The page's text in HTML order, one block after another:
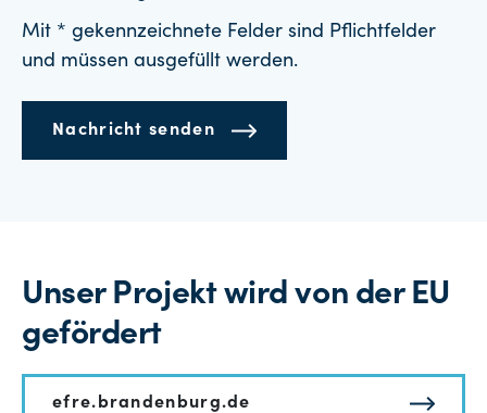
Mit * gekennzeichnete Felder sind Pflichtfelder
und müssen ausgefüllt werden.
Nachricht senden
Unser Projekt wird von der EU
gefördert
efre.brandenburg.de